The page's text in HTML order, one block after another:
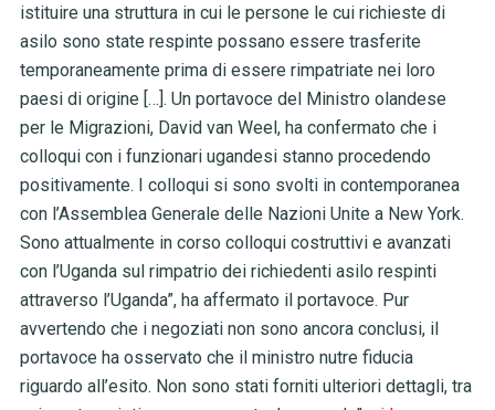
istituire una struttura in cui le persone le cui richieste di
asilo sono state respinte possano essere trasferite
temporaneamente prima di essere rimpatriate nei loro
paesi di origine […]. Un portavoce del Ministro olandese
per le Migrazioni, David van Weel, ha confermato che i
colloqui con i funzionari ugandesi stanno procedendo
positivamente. I colloqui si sono svolti in contemporanea
con l’Assemblea Generale delle Nazioni Unite a New York.
Sono attualmente in corso colloqui costruttivi e avanzati
con l’Uganda sul rimpatrio dei richiedenti asilo respinti
attraverso l’Uganda”, ha affermato il portavoce. Pur
avvertendo che i negoziati non sono ancora conclusi, il
portavoce ha osservato che il ministro nutre fiducia
riguardo all’esito. Non sono stati forniti ulteriori dettagli, tra